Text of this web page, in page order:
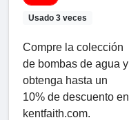
Usado 3 veces
Compre la colección
de bombas de agua y
obtenga hasta un
10% de descuento en
kentfaith.com.